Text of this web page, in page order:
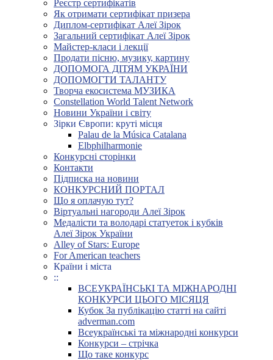
Реєстр сертифікатів
Як отримати сертифікат призера
Диплом-сертифікат Алеї Зірок
Загальний сертифікат Алеї Зірок
Майстер-класи і лекції
Продати пісню, музику, картину
ДОПОМОГА ДІТЯМ УКРАЇНИ
ДОПОМОГТИ ТАЛАНТУ
Творча екосистема МУЗИКА
Constellation World Talent Network
Новини України і світу
Зірки Європи: круті місця
Palau de la Música Catalana
Elbphilharmonie
Конкурсні сторінки
Контакти
Підписка на новини
КОНКУРСНИЙ ПОРТАЛ
Що я оплачую тут?
Віртуальні нагороди Алеї Зірок
Медалісти та володарі статуеток і кубків
Алеї Зірок України
Alley of Stars: Europe
For American teachers
Країни і міста
::
ВСЕУКРАЇНСЬКІ ТА МІЖНАРОДНІ
КОНКУРСИ ЦЬОГО МІСЯЦЯ
Кубок За публікацію статті на сайті
adverman.com
Всеукраїнські та міжнародні конкурси
Конкурси – стрічка
Що таке конкурс